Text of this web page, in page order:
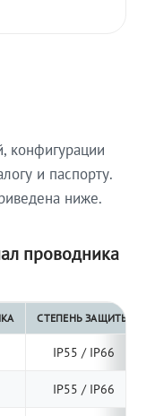
конфигурации
и паспорту.
ниже.
проводника
СТЕПЕНЬ ЗАЩИТЫ
IP55 / IP66
IP55 / IP66